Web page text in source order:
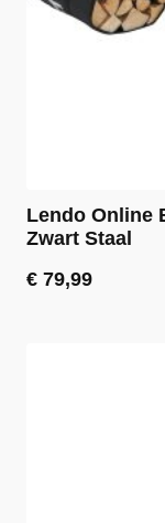
Lendo Online
Zwart Staal
€ 79,99